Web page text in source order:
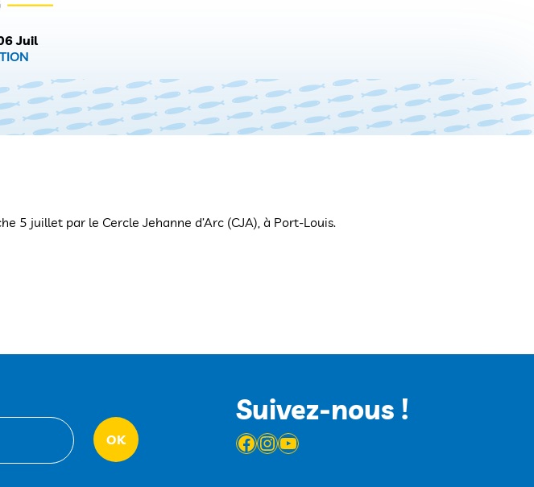
Juil
5 juillet par le Cercle Jehanne d’Arc (CJA), à Port-Louis.
Suivez-nous !
Facebook
Instagram
YouTube